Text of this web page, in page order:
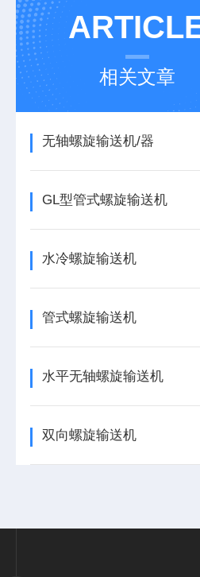
相关文章
无轴螺旋输送机/器
GL型管式螺旋输送机
水冷螺旋输送机
管式螺旋输送机
水平无轴螺旋输送机
双向螺旋输送机